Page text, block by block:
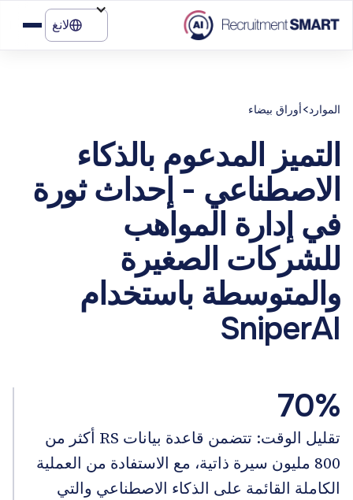
لانغ
الموارد>أوراق بيضاء
التميز المدعوم بالذكاء
الاصطناعي - إحداث ثورة
في إدارة المواهب
للشركات الصغيرة
والمتوسطة باستخدام
SniperAI
70%
تقليل الوقت: تتضمن قاعدة بيانات RS أكثر من
800 مليون سيرة ذاتية، مع الاستفادة من العملية
الكاملة القائمة على الذكاء الاصطناعي والتي